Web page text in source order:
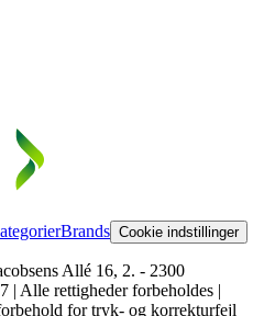
Brands Cookie indstillinger
Allé 16, 2. - 2300
| Alle rettigheder forbeholdes |
for tryk- og korrekturfejl